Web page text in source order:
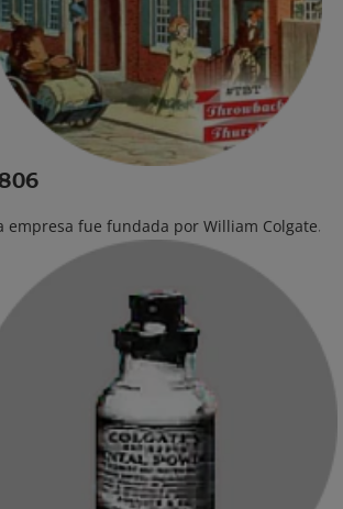
empresa fue fundada por William Colgate.